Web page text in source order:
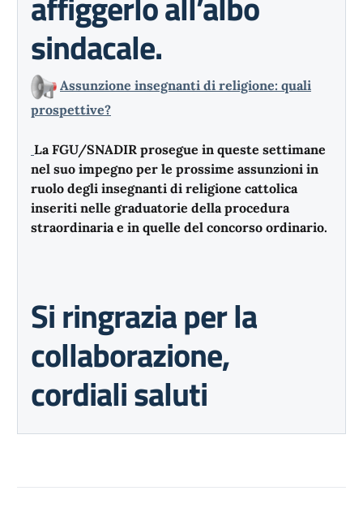
sindacale.
Assunzione insegnanti di religione: quali
prospettive?
La FGU/SNADIR prosegue in queste settimane
nel suo impegno per le prossime assunzioni in
ruolo degli insegnanti di religione cattolica
inseriti nelle graduatorie della procedura
straordinaria e in quelle del concorso ordinario.
Si ringrazia per la
collaborazione,
cordiali saluti